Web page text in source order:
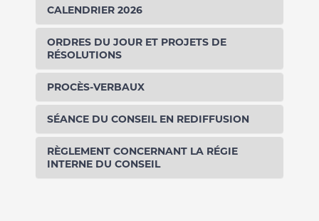
CALENDRIER 2026
ORDRES DU JOUR ET PROJETS DE
RÉSOLUTIONS
PROCÈS-VERBAUX
SÉANCE DU CONSEIL EN REDIFFUSION
RÈGLEMENT CONCERNANT LA RÉGIE
INTERNE DU CONSEIL